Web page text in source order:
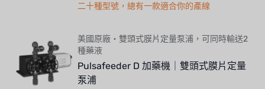
二十種型號，總有一款適合你的產線
美國原廠・雙頭式膜片定量泵浦，可同時輸送2
種藥液
Pulsafeeder D 加藥機｜雙頭式膜片定量
泵浦